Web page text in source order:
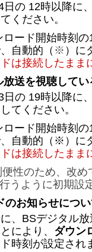
日の 12時以降に
ください。
ロード開始時刻
自動的（ ※ ）に
ドは接続したま
放送を視聴して
日の 19時以降に
てください。
ロード開始時刻
自動的（※）に
ドは接続したま
性のため、改め
うように初期設
のお知らせについ
、BSデジタル
により、 ダウン
時刻が設定され